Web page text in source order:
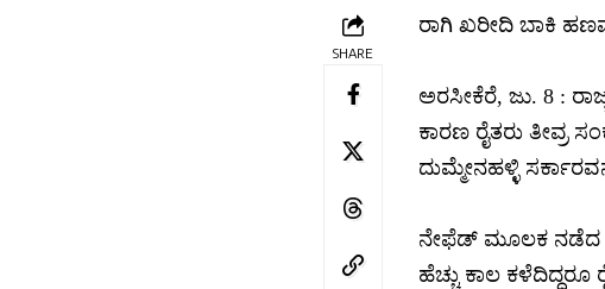
SHARE
ರಾಗಿ ಖರೀದಿ ಬಾಕಿ
ಅರಸೀಕೆರೆ, ಜು. 8 :
ಕಾರಣ ರೈತರು ತೀವ್ರ
ದುಮ್ಮೇನಹಳ್ಳಿ
ನೇಫೆಡ್ ಮೂಲಕ ನಡೆದ
ಹೆಚ್ಚು ಕಾಲ